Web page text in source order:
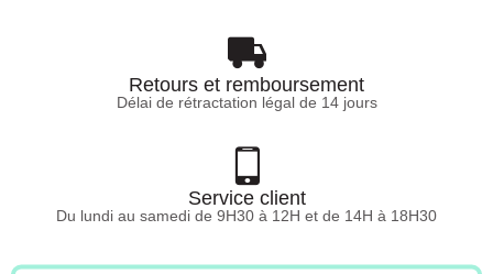
Retours et remboursement
Délai de rétractation légal de 14 jours
Service client
Du lundi au samedi de 9H30 à 12H et de 14H à 18H30